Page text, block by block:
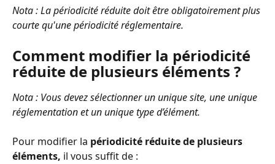
Nota : La périodicité réduite doit être obligatoirement plus
courte qu'une périodicité réglementaire.
Comment modifier la périodicité
réduite de plusieurs éléments ?
Nota : Vous devez sélectionner un unique site, une unique
réglementation et un unique type d’élément.
Pour modifier la périodicité réduite de plusieurs
éléments, il vous suffit de :